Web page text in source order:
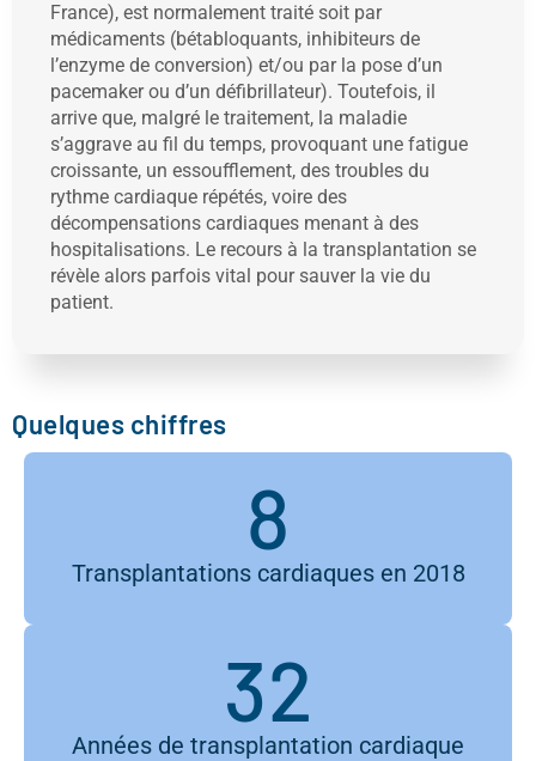
France), est normalement traité soit par
médicaments (bétabloquants, inhibiteurs de
l’enzyme de conversion) et/ou par la pose d’un
pacemaker ou d’un défibrillateur). Toutefois, il
arrive que, malgré le traitement, la maladie
s’aggrave au fil du temps, provoquant une fatigue
croissante, un essoufflement, des troubles du
rythme cardiaque répétés, voire des
décompensations cardiaques menant à des
hospitalisations. Le recours à la transplantation se
révèle alors parfois vital pour sauver la vie du
patient.
Quelques chiffres
8
Transplantations cardiaques en 2018
32
Années de transplantation cardiaque